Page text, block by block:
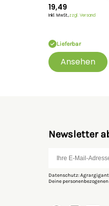
19,49
Inkl. MwSt.,zzgl. Versand
Lieferbar
Ansehen
Newsletter
Datenschutz:
Deine